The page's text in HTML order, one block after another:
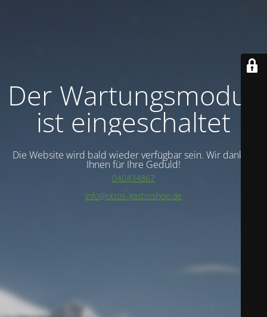
Der Wartungsmodus
ist eingeschaltet
Die Website wird bald wieder verfügbar sein. Wir danken
Ihnen für Ihre Geduld!
040434867
info@ottos-gastroshop.de